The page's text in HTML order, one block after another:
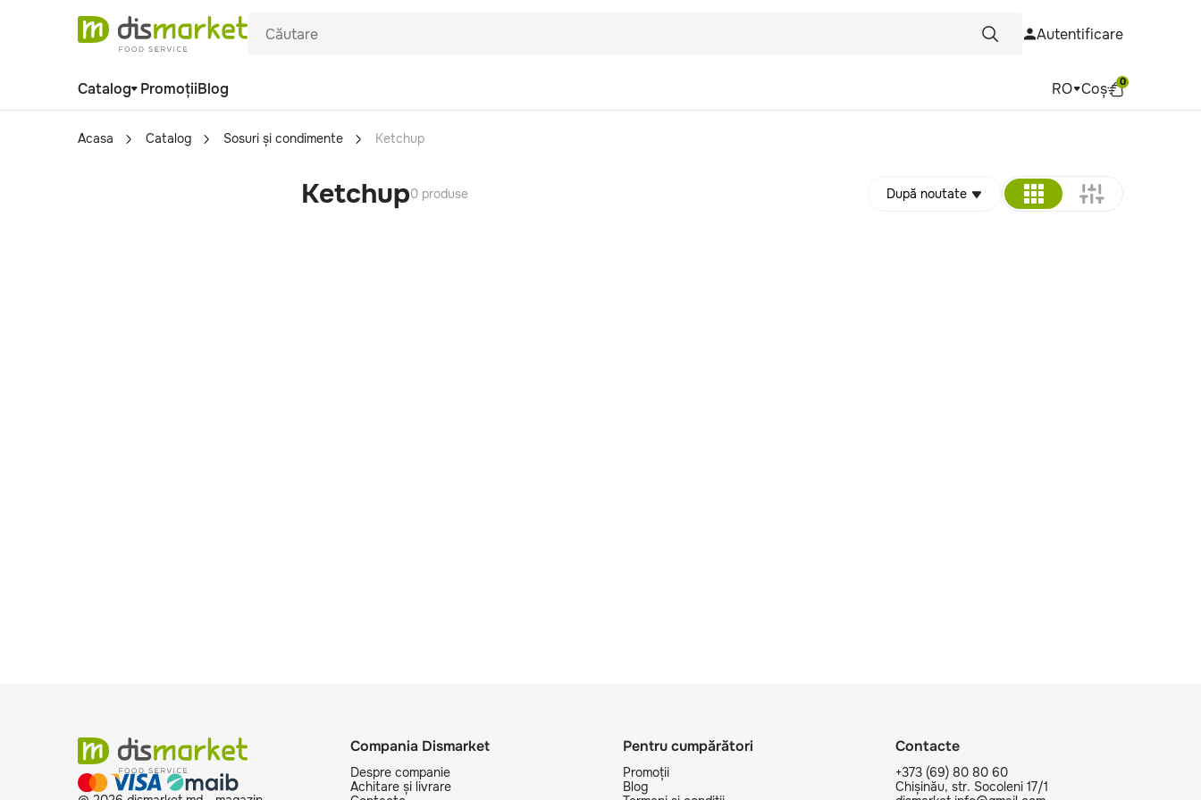
Autentificare
Catalog PromoțiiBlog RO Coș 0
Acasa Catalog Sosuri și condimente Ketchup
Ketchup0 produse După noutate
Compania Dismarket
Despre companie
Achitare și livrare
Pentru cumpărători
Promoții
Blog
Contacte
+373 (69) 80 80 60
Chișinău, str. Socoleni 17/1